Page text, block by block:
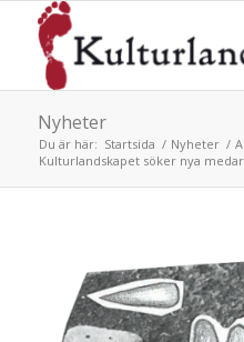
Nyheter
Du är här: Startsida / Nyheter /
Kulturlandskapet söker nya